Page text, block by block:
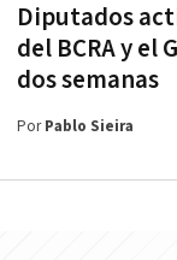
Diputados
del BCRA y el
dos semanas
PorPablo Sieira